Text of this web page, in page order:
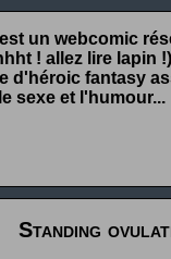
un webcomic
! allez lire lapin
d'héroic fantasy
sexe et l'humour...
Standing